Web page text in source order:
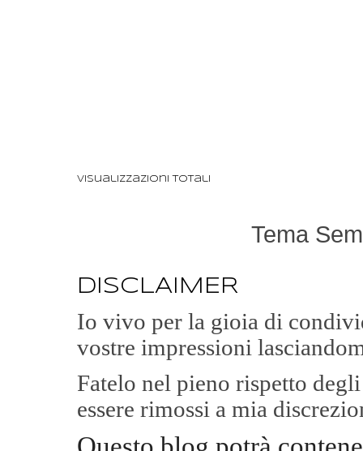
Visualizzazioni totali
Tema
DISCLAIMER
Io vivo per la gioia di
vostre impressioni
Fatelo nel pieno rispetto
essere rimossi a mia